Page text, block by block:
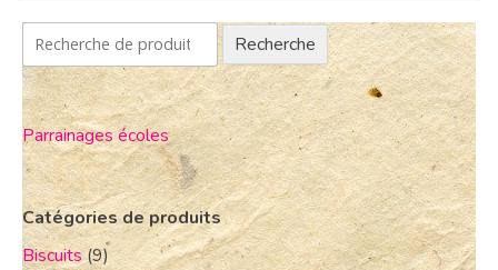
Recherche
Parrainages écoles
Catégories de produits
Biscuits(9)